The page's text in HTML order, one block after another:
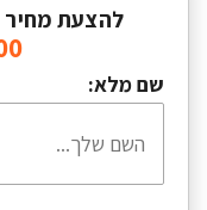
להצעת מחיר
שם מלא: